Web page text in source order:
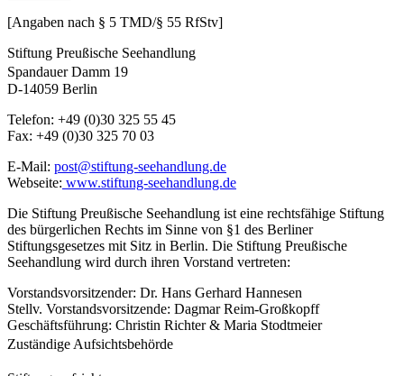
[Angaben nach § 5 TMD/§ 55 RfStv]
Stiftung Preußische Seehandlung
Spandauer Damm 19
D-14059 Berlin
Telefon: +49 (0)30 325 55 45
Fax: +49 (0)30 325 70 03
E-Mail: post@stiftung-seehandlung.de
Webseite: www.stiftung-seehandlung.de
Die Stiftung Preußische Seehandlung ist eine rechtsfähige Stiftung
des bürgerlichen Rechts im Sinne von §1 des Berliner
Stiftungsgesetzes mit Sitz in Berlin. Die Stiftung Preußische
Seehandlung wird durch ihren Vorstand vertreten:
Vorstandsvorsitzender: Dr. Hans Gerhard Hannesen
Stellv. Vorstandsvorsitzende: Dagmar Reim-Großkopff
Geschäftsführung: Christin Richter & Maria Stodtmeier
Zuständige Aufsichtsbehörde